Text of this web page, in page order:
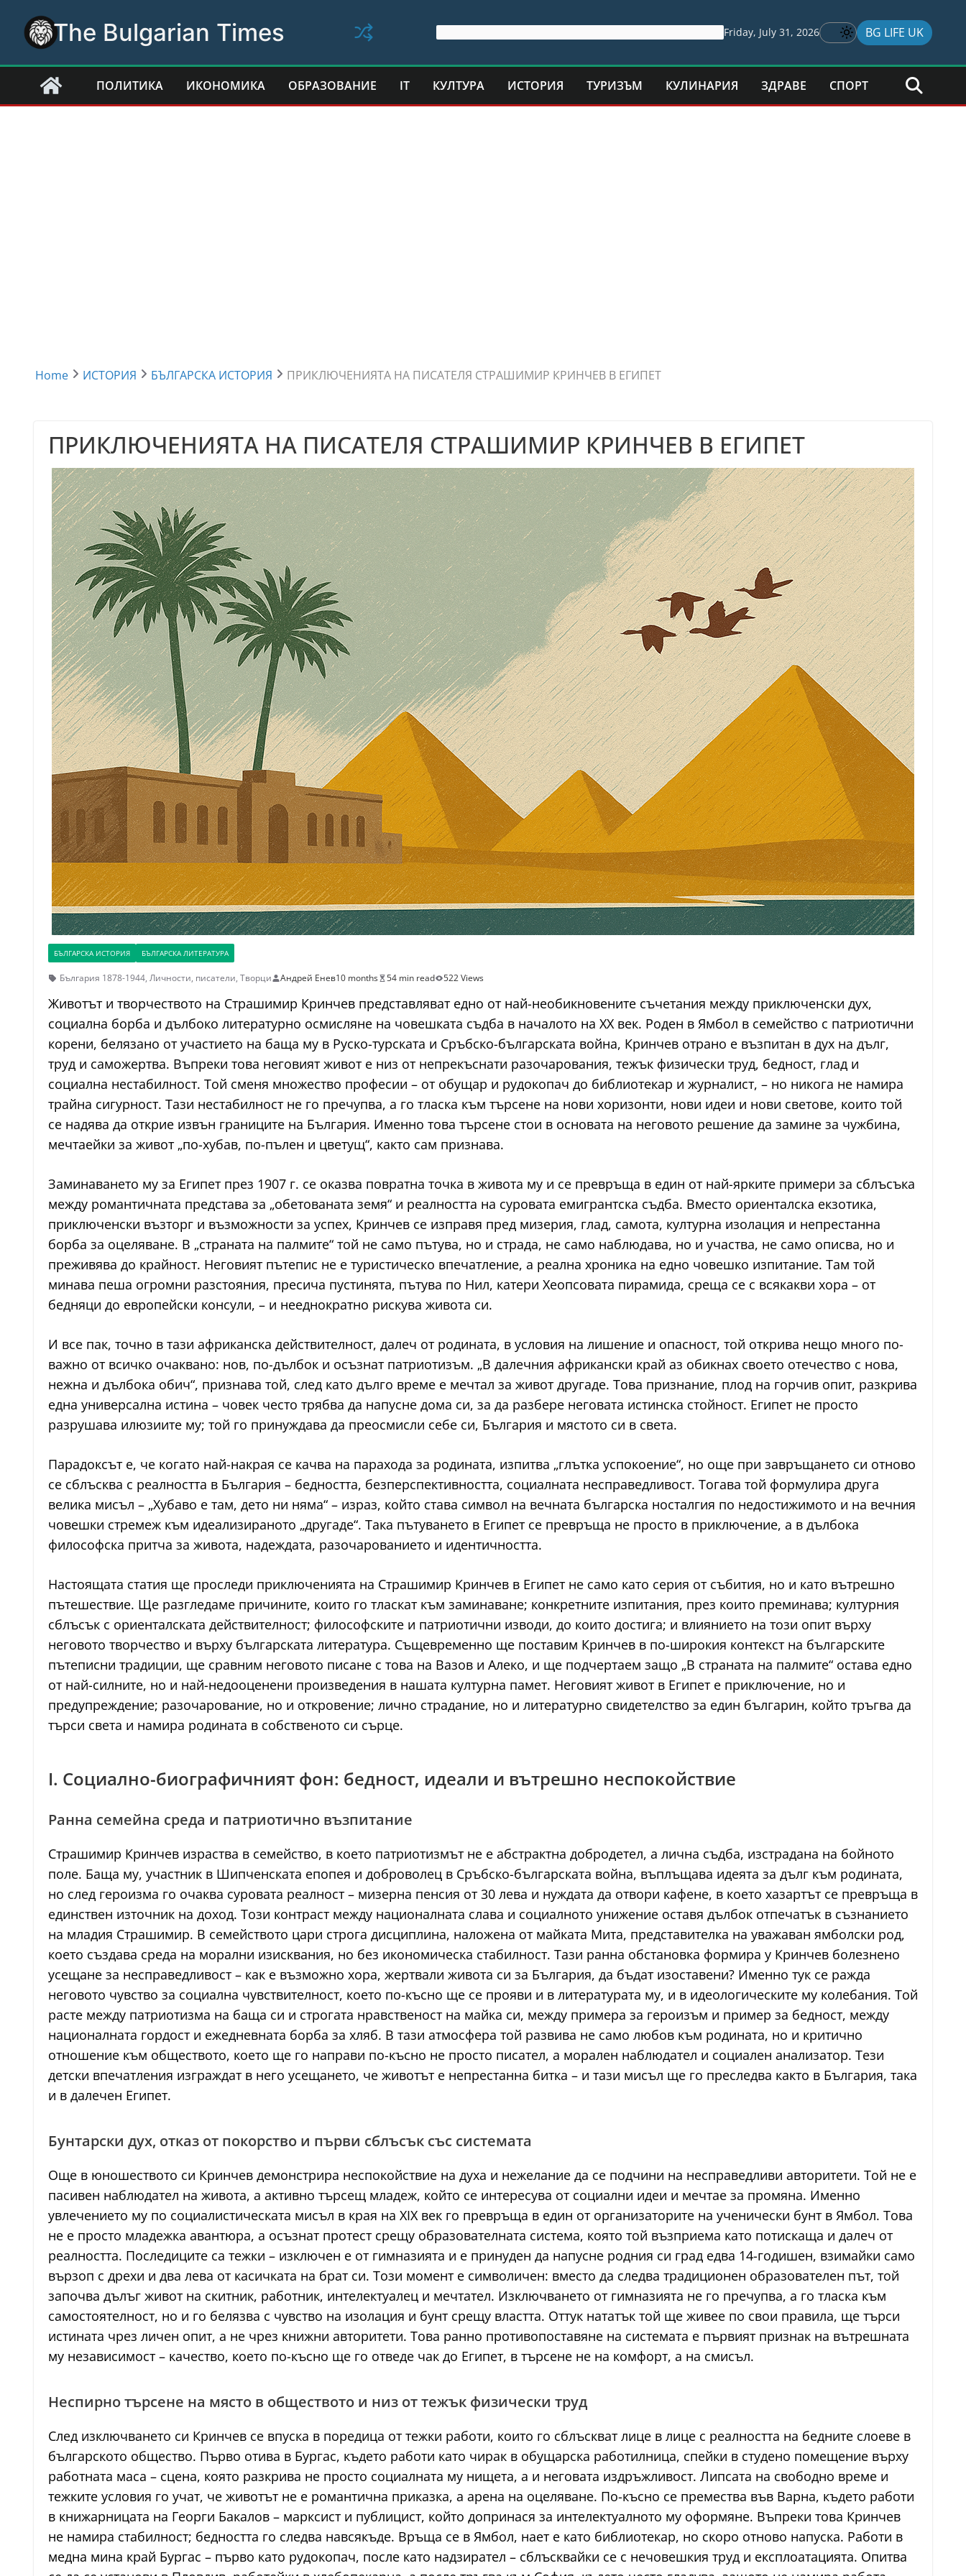
content
The Bulgarian Times Friday, July 31, 2026 BG LIFE UK
ПОЛИТИКА ИКОНОМИКА ОБРАЗОВАНИЕ IT КУЛТУРА ИСТОРИЯ ТУРИЗЪМ КУЛИНАРИЯ ЗДРАВЕ СПОРТ
Home ИСТОРИЯ БЪЛГАРСКА ИСТОРИЯ ПРИКЛЮЧЕНИЯТА НА ПИСАТЕЛЯ СТРАШИМИР КРИНЧЕВ В ЕГИПЕТ
ПРИКЛЮЧЕНИЯТА НА ПИСАТЕЛЯ СТРАШИМИР КРИНЧЕВ В ЕГИПЕТ
БЪЛГАРСКА ИСТОРИЯ БЪЛГАРСКА ЛИТЕРАТУРА
България 1878-1944, Личности, писатели, Творци Андрей Енев10 months 54 min read 522 Views
Животът и творчеството на Страшимир Кринчев представляват едно от най-необикновените съчетания между приключенски дух,
социална борба и дълбоко литературно осмисляне на човешката съдба в началото на XX век. Роден в Ямбол в семейство с патриотични
корени, белязано от участието на баща му в Руско-турската и Сръбско-българската война, Кринчев отрано е възпитан в дух на дълг,
труд и саможертва. Въпреки това неговият живот е низ от непрекъснати разочарования, тежък физически труд, бедност, глад и
социална нестабилност. Той сменя множество професии – от обущар и рудокопач до библиотекар и журналист, – но никога не намира
трайна сигурност. Тази нестабилност не го пречупва, а го тласка към търсене на нови хоризонти, нови идеи и нови светове, които той
се надява да открие извън границите на България. Именно това търсене стои в основата на неговото решение да замине за чужбина,
мечтаейки за живот „по-хубав, по-пълен и цветущ“, както сам признава.
Заминаването му за Египет през 1907 г. се оказва повратна точка в живота му и се превръща в един от най-ярките примери за сблъсъка
между романтичната представа за „обетованата земя“ и реалността на суровата емигрантска съдба. Вместо ориенталска екзотика,
приключенски възторг и възможности за успех, Кринчев се изправя пред мизерия, глад, самота, културна изолация и непрестанна
борба за оцеляване. В „страната на палмите“ той не само пътува, но и страда, не само наблюдава, но и участва, не само описва, но и
преживява до крайност. Неговият пътепис не е туристическо впечатление, а реална хроника на едно човешко изпитание. Там той
минава пеша огромни разстояния, пресича пустинята, пътува по Нил, катери Хеопсовата пирамида, среща се с всякакви хора – от
бедняци до европейски консули, – и нееднократно рискува живота си.
И все пак, точно в тази африканска действителност, далеч от родината, в условия на лишение и опасност, той открива нещо много по-
важно от всичко очаквано: нов, по-дълбок и осъзнат патриотизъм. „В далечния африкански край аз обикнах своето отечество с нова,
нежна и дълбока обич“, признава той, след като дълго време е мечтал за живот другаде. Това признание, плод на горчив опит, разкрива
една универсална истина – човек често трябва да напусне дома си, за да разбере неговата истинска стойност. Египет не просто
разрушава илюзиите му; той го принуждава да преосмисли себе си, България и мястото си в света.
Парадоксът е, че когато най-накрая се качва на парахода за родината, изпитва „глътка успокоение“, но още при завръщането си отново
се сблъсква с реалността в България – бедността, безперспективността, социалната несправедливост. Тогава той формулира друга
велика мисъл – „Хубаво е там, дето ни няма“ – израз, който става символ на вечната българска носталгия по недостижимото и на вечния
човешки стремеж към идеализираното „другаде“. Така пътуването в Египет се превръща не просто в приключение, а в дълбока
философска притча за живота, надеждата, разочарованието и идентичността.
Настоящата статия ще проследи приключенията на Страшимир Кринчев в Египет не само като серия от събития, но и като вътрешно
пътешествие. Ще разгледаме причините, които го тласкат към заминаване; конкретните изпитания, през които преминава; културния
сблъсък с ориенталската действителност; философските и патриотични изводи, до които достига; и влиянието на този опит върху
неговото творчество и върху българската литература. Същевременно ще поставим Кринчев в по-широкия контекст на българските
пътеписни традиции, ще сравним неговото писане с това на Вазов и Алеко, и ще подчертаем защо „В страната на палмите“ остава едно
от най-силните, но и най-недооценени произведения в нашата културна памет. Неговият живот в Египет е приключение, но и
предупреждение; разочарование, но и откровение; лично страдание, но и литературно свидетелство за един българин, който тръгва да
търси света и намира родината в собственото си сърце.
I. Социално-биографичният фон: бедност, идеали и вътрешно неспокойствие
Ранна семейна среда и патриотично възпитание
Страшимир Кринчев израства в семейство, в което патриотизмът не е абстрактна добродетел, а лична съдба, изстрадана на бойното
поле. Баща му, участник в Шипченската епопея и доброволец в Сръбско-българската война, въплъщава идеята за дълг към родината,
но след героизма го очаква суровата реалност – мизерна пенсия от 30 лева и нуждата да отвори кафене, в което хазартът се превръща в
единствен източник на доход. Този контраст между националната слава и социалното унижение оставя дълбок отпечатък в съзнанието
на младия Страшимир. В семейството цари строга дисциплина, наложена от майката Мита, представителка на уважаван ямболски род,
което създава среда на морални изисквания, но без икономическа стабилност. Тази ранна обстановка формира у Кринчев болезнено
усещане за несправедливост – как е възможно хора, жертвали живота си за България, да бъдат изоставени? Именно тук се ражда
неговото чувство за социална чувствителност, което по-късно ще се прояви и в литературата му, и в идеологическите му колебания. Той
расте между патриотизма на баща си и строгата нравственост на майка си, между примера за героизъм и пример за бедност, между
националната гордост и ежедневната борба за хляб. В тази атмосфера той развива не само любов към родината, но и критично
отношение към обществото, което ще го направи по-късно не просто писател, а морален наблюдател и социален анализатор. Тези
детски впечатления изграждат в него усещането, че животът е непрестанна битка – и тази мисъл ще го преследва както в България, така
и в далечен Египет.
Бунтарски дух, отказ от покорство и първи сблъсък със системата
Още в юношеството си Кринчев демонстрира неспокойствие на духа и нежелание да се подчини на несправедливи авторитети. Той не е
пасивен наблюдател на живота, а активно търсещ младеж, който се интересува от социални идеи и мечтае за промяна. Именно
увлечението му по социалистическата мисъл в края на XIX век го превръща в един от организаторите на ученически бунт в Ямбол. Това
не е просто младежка авантюра, а осъзнат протест срещу образователната система, която той възприема като потискаща и далеч от
реалността. Последиците са тежки – изключен е от гимназията и е принуден да напусне родния си град едва 14-годишен, взимайки само
вързоп с дрехи и два лева от касичката на брат си. Този момент е символичен: вместо да следва традиционен образователен път, той
започва дълъг живот на скитник, работник, интелектуалец и мечтател. Изключването от гимназията не го пречупва, а го тласка към
самостоятелност, но и го белязва с чувство на изолация и бунт срещу властта. Оттук нататък той ще живее по свои правила, ще търси
истината чрез личен опит, а не чрез книжни авторитети. Това ранно противопоставяне на системата е първият признак на вътрешната
му независимост – качество, което по-късно ще го отведе чак до Египет, в търсене не на комфорт, а на смисъл.
Неспирно търсене на място в обществото и низ от тежък физически труд
След изключването си Кринчев се впуска в поредица от тежки работи, които го сблъскват лице в лице с реалността на бедните слоеве в
българското общество. Първо отива в Бургас, където работи като чирак в обущарска работилница, спейки в студено помещение върху
работната маса – сцена, която разкрива не просто социалната му нищета, а и неговата издръжливост. Липсата на свободно време и
тежките условия го учат, че животът не е романтична приказка, а арена на оцеляване. По-късно се премества във Варна, където работи
в книжарницата на Георги Бакалов – марксист и публицист, който допринася за интелектуалното му оформяне. Въпреки това Кринчев
не намира стабилност; бедността го следва навсякъде. Връща се в Ямбол, нает е като библиотекар, но скоро отново напуска. Работи в
медна мина край Бургас – първо като рудокопач, после като надзирател – сблъсквайки се с нечовешкия труд и експлоатацията. Опитва